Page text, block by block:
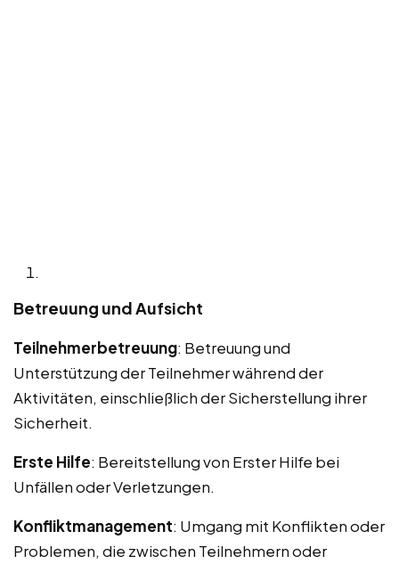
Betreuung und Aufsicht
Teilnehmerbetreuung: Betreuung und
Unterstützung der Teilnehmer während der
Aktivitäten, einschließlich der Sicherstellung ihrer
Sicherheit.
Erste Hilfe: Bereitstellung von Erster Hilfe bei
Unfällen oder Verletzungen.
Konfliktmanagement: Umgang mit Konflikten oder
Problemen, die zwischen Teilnehmern oder